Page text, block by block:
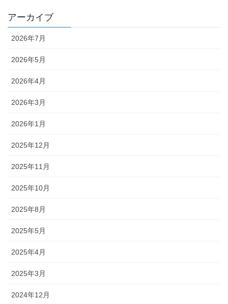
アーカイブ
2026年7月
2026年5月
2026年4月
2026年3月
2026年1月
2025年12月
2025年11月
2025年10月
2025年8月
2025年5月
2025年4月
2025年3月
2024年12月